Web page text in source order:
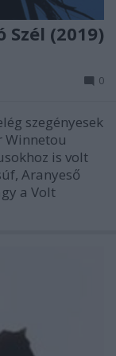
(2019)
0
szegényesek
Winnetou
is volt
Aranyeső
a Volt